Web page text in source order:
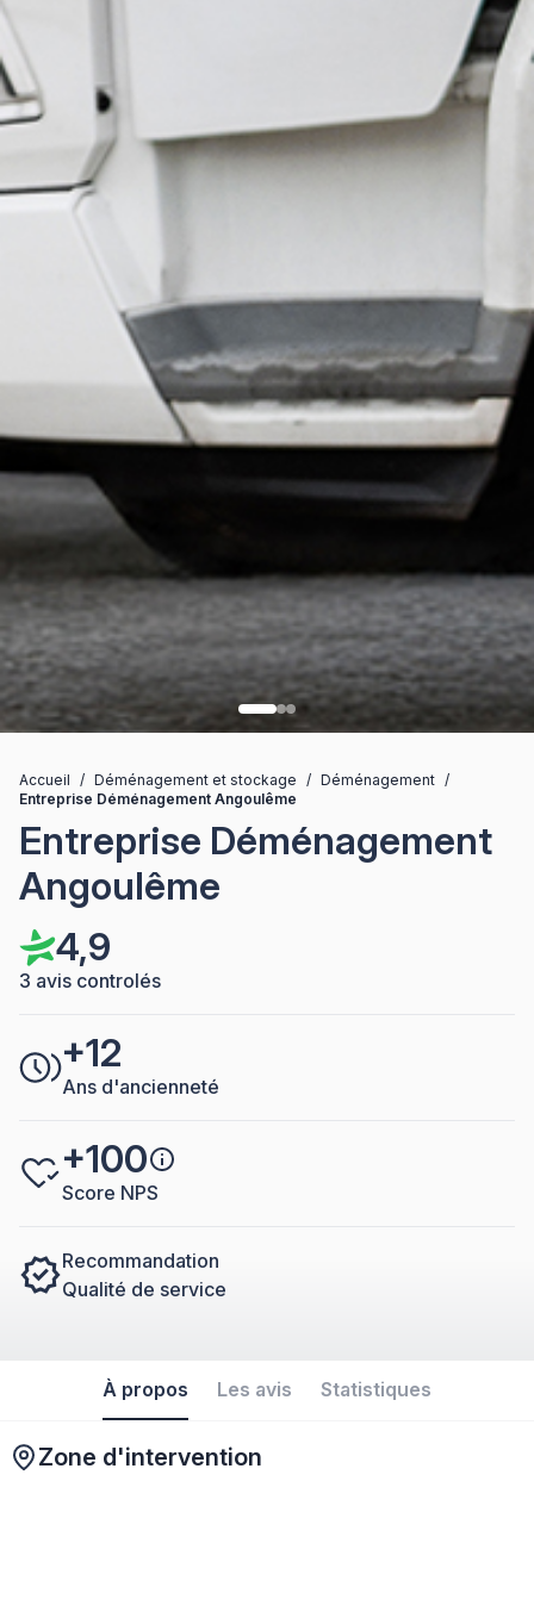
Accueil / Déménagement et stockage / Déménagement /
Entreprise Déménagement Angoulême
Entreprise Déménagement
Angoulême
4,9
3 avis controlés
+12
Ans d'ancienneté
+100
Score NPS
Recommandation
Qualité de service
À propos Les avis Statistiques
Zone d'intervention